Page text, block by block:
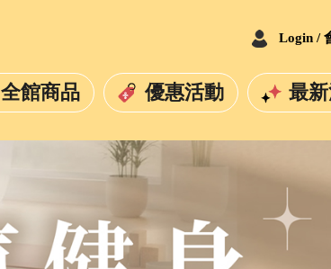
Login /
全館商品 優惠活動 最